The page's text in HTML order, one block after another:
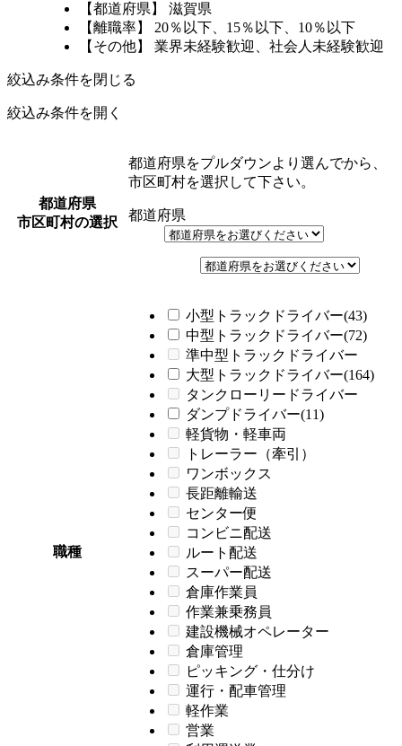
【都道府県】 滋賀県
【離職率】 20％以下、15％以下、10％以下
【その他】 業界未経験歓迎、社会人未経験歓迎
絞込み条件を閉じる
絞込み条件を開く
都道府県
市区町村の選択
都道府県をプルダウンより選んでから、
市区町村を選択して下さい。
都道府県
職種
小型トラックドライバー(43)
中型トラックドライバー(72)
準中型トラックドライバー
大型トラックドライバー(164)
タンクローリードライバー
ダンプドライバー(11)
軽貨物・軽車両
トレーラー（牽引）
ワンボックス
長距離輸送
センター便
コンビニ配送
ルート配送
スーパー配送
倉庫作業員
作業兼乗務員
建設機械オペレーター
倉庫管理
ピッキング・仕分け
運行・配車管理
軽作業
営業